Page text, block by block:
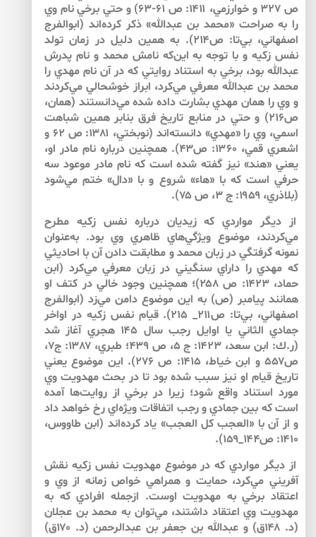
ص ۳۲۷ و خوارزمي، ۱۴۱۱: ص ۶۱-۶۳) و حتي برخي نام وي
را به صراحت «محمد بن عبدالله» ذكر كرده‌اند (ابوالفرج
اصفهاني، بي‌تا: ص۲۱۴). به همين دليل در زمان تولد
نفس زكيه و با توجه به اين‌كه نامش محمد و نام پدرش
عبدالله بود، برخي به استناد روايتي كه در آن نام مهدي را
محمد بن عبدالله معرفي مي‌كرد، ابراز خوشحالي مي‌كردند
و وي را همان مهدي بشارت داده شده مي‌دانستند (همان،
ص۲۱۶) و حتي در منابع تاريخ فرق بنابر همين شباهت
اسمي، وي را «مهدي» دانسته‌اند (نوبختي، ۱۳۸۱: ص ۶۲ و
اشعري قمي، ۱۳۶۰: ص۴۳). همچنين درباره نام مادر او،
يعني «هند» نيز گفته شده است كه نام مادر موعود سه
حرفي است كه با «هاء» شروع و با «دال» ختم مي‌شود
(بلاذري، ۱۹۵۹: ج ۳، ص ۷۵).
از ديگر مواردي كه زيديان درباره نفس زكيه مطرح
مي‌كردند، موضوع ويژگي‌هاي ظاهري وي بود. به‌عنوان
نمونه گرفتگي در زبان محمد و مطابقت دادن آن با احاديثي
كه مهدي را داراي سنگيني در زبان معرفي مي‌كرد (ابن
حماد، ۱۴۲۳: ص ۲۵۸)؛ همچنين وجود خالي در كتف او
همانند پيامبر (ص) به اين موضوع دامن مي‌زد (ابوالفرج
اصفهاني، بي‌تا: ص۲۱۱_ ۲۱۵). قيام نفس زكيه در اواخر
جمادي الثاني يا اوايل رجب سال ۱۴۵ هجري آغاز شد
(ر.ك: ابن سعد، ۱۴۲۳: ج ۵، ص ۴۳۹؛ طبري، ۱۳۸۷: ج۷،
ص۵۵۷ و ابن خياط، ۱۴۱۵: ص ۲۷۶). اين موضوع يعني
تاريخ قيام او نيز سبب شده بود تا در بحث مهدويت وي
مورد استناد واقع شود؛ زيرا در برخي از روايت‌ها آمده
است كه بين جمادي و رجب اتفاقات ويژه‌اي رخ خواهد داد
و از آن با «العجب كل العجب» ياد كرده‌اند (ابن طاووس،
۱۴۱۰: ص۱۴۴_۱۵۹).
از ديگر مواردي كه در موضوع مهدويت نفس زكيه نقش
آفريني مي‌كرد، حمايت و همراهي خواص زمانه از وي و
اعتقاد برخي به مهدويت اوست. ازجمله افرادي كه به
مهدويت وي اعتقاد داشتند، مي‌توان به محمد بن عجلان
(د. ۱۴۸ق) و عبدالله بن جعفر بن عبدالرحمن (د. ۱۷۰ق)